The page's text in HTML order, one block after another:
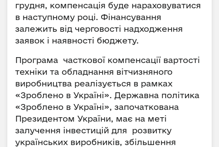
грудня, компенсація буде нараховуватися
в наступному році. Фінансування
залежить від черговості надходження
заявок і наявності бюджету.
Програма часткової компенсації вартості
техніки та обладнання вітчизняного
виробництва реалізується в рамках
«Зроблено в Україні». Державна політика
«Зроблено в Україні», започаткована
Президентом України, має на меті
залучення інвестицій для розвитку
українських виробників, збільшення